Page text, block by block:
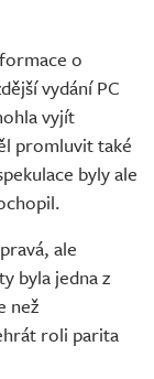
o
vydání PC
vyjít
promluvit také
byly ale
ale
byla jedna z
než
roli parita